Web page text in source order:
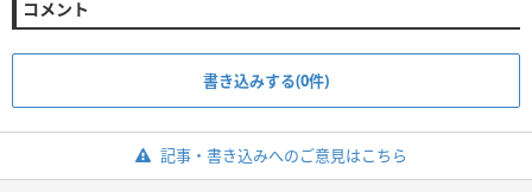
コメント
書き込みする(0件)
記事・書き込みへのご意見はこちら